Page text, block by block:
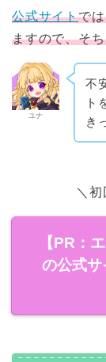
公式サイトで
ますので、そ
ユナ
不
ト
き
＼
【PR：
の公式